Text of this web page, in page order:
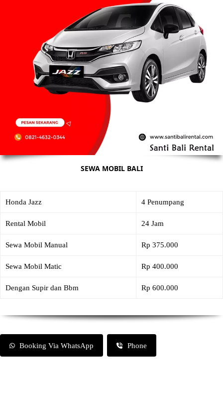
SEWA MOBIL BALI
Honda Jazz 4 Penumpang
Rental Mobil 24 Jam
Sewa Mobil Manual Rp 375.000
Sewa Mobil Matic Rp 400.000
Dengan Supir dan Bbm Rp 600.000
Booking Via WhatsApp Phone